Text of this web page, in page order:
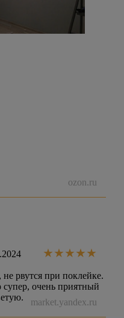
ozon.ru
рвутся при поклейке.
очень приятный
market.yandex.ru